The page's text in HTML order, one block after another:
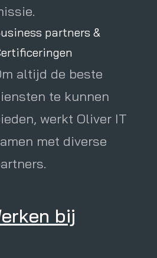
partners &
altijd de beste
te kunnen
werkt Oliver IT
met diverse
bij